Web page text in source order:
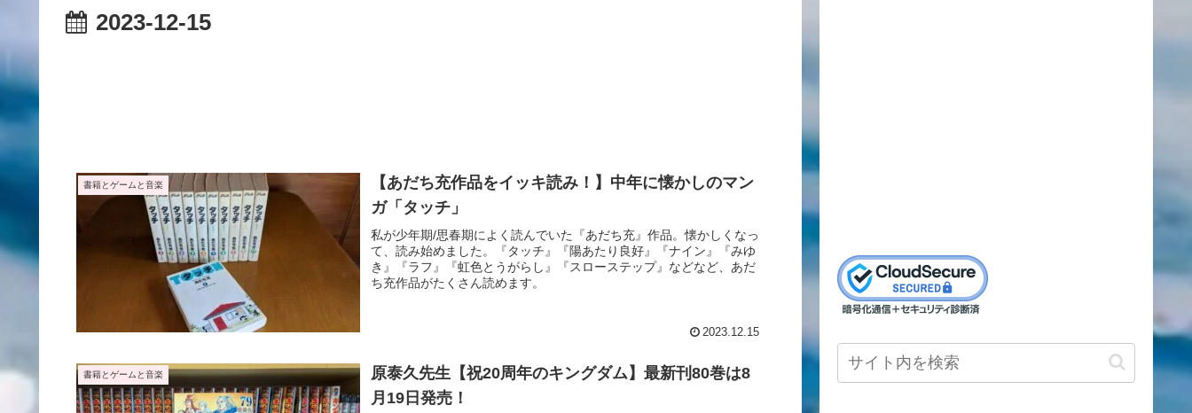
2023-12-15
書籍とゲームと音楽
【あだち充作品をイッキ読み！】中年に懐かしのマン
ガ「タッチ」
私が少年期/思春期によく読んでいた『あだち充』作品。懐かしくなっ
て、読み始めました。『タッチ』『陽あたり良好』『ナイン』『みゆ
き』『ラフ』『虹色とうがらし』『スローステップ』などなど、あだ
ち充作品がたくさん読めます。
2023.12.15
書籍とゲームと音楽
原泰久先生【祝20周年のキングダム】最新刊80巻は8
月19日発売！